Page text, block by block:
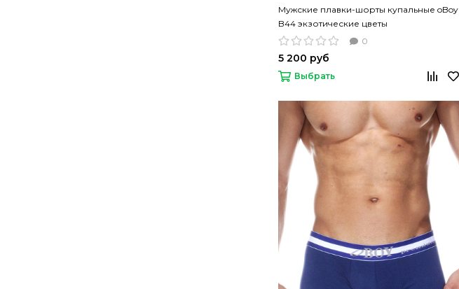
Мужские плавки-шорты купальные oBoy
B44 экзотические цветы
0
5 200 руб
Выбрать